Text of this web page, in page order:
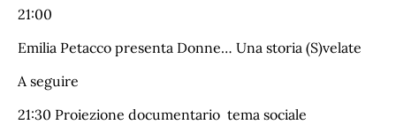
21:00
Emilia Petacco presenta Donne… Una storia (S)velate
A seguire
21:30 Proiezione documentario tema sociale